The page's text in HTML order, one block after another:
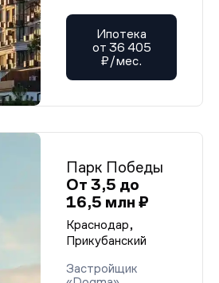
Ипотека
от 36 405
₽/мес.
Парк Победы
От 3,5 до
16,5 млн ₽
Краснодар,
Прикубанский
Застройщик